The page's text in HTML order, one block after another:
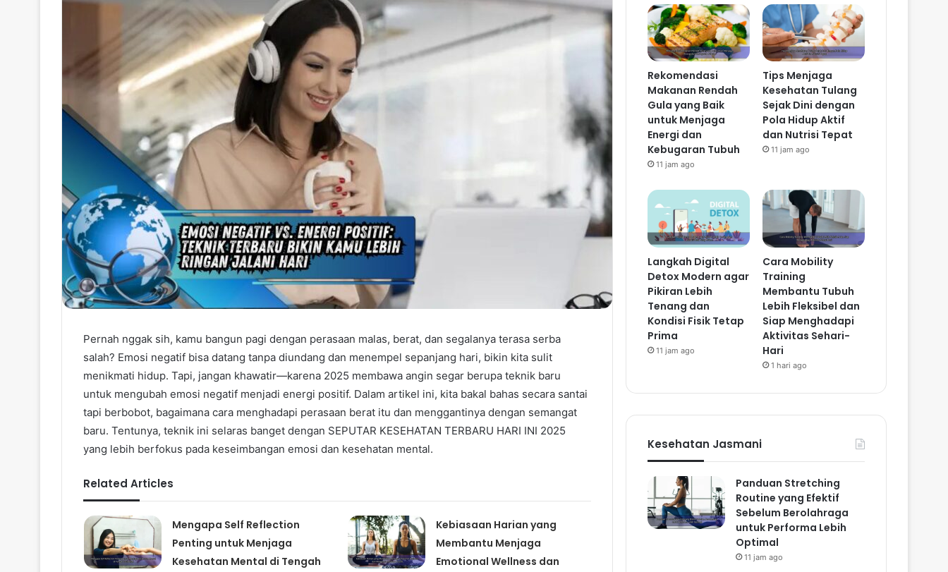
Pernah nggak sih, kamu bangun pagi dengan perasaan malas, berat, dan segalanya terasa serba
salah? Emosi negatif bisa datang tanpa diundang dan menempel sepanjang hari, bikin kita sulit
menikmati hidup. Tapi, jangan khawatir—karena 2025 membawa angin segar berupa teknik baru
untuk mengubah emosi negatif menjadi energi positif. Dalam artikel ini, kita bakal bahas secara santai
tapi berbobot, bagaimana cara menghadapi perasaan berat itu dan menggantinya dengan semangat
baru. Tentunya, teknik ini selaras banget dengan SEPUTAR KESEHATAN TERBARU HARI INI 2025
yang lebih berfokus pada keseimbangan emosi dan kesehatan mental.
Related Articles
Mengapa Self Reflection
Penting untuk Menjaga
Kesehatan Mental di Tengah
Kebiasaan Harian yang
Membantu Menjaga
Emotional Wellness dan
Rekomendasi
Makanan Rendah
Gula yang Baik
untuk Menjaga
Energi dan
Kebugaran Tubuh
11 jam ago
Tips Menjaga
Kesehatan Tulang
Sejak Dini dengan
Pola Hidup Aktif
dan Nutrisi Tepat
11 jam ago
Langkah Digital
Detox Modern agar
Pikiran Lebih
Tenang dan
Kondisi Fisik Tetap
Prima
11 jam ago
Cara Mobility
Training
Membantu Tubuh
Lebih Fleksibel dan
Siap Menghadapi
Aktivitas Sehari-
Hari
1 hari ago
Kesehatan Jasmani
Panduan Stretching
Routine yang Efektif
Sebelum Berolahraga
untuk Performa Lebih
Optimal
11 jam ago